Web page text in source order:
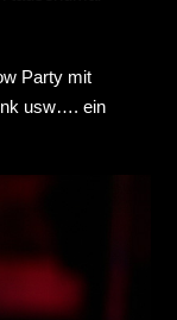
Party mit
usw…. ein